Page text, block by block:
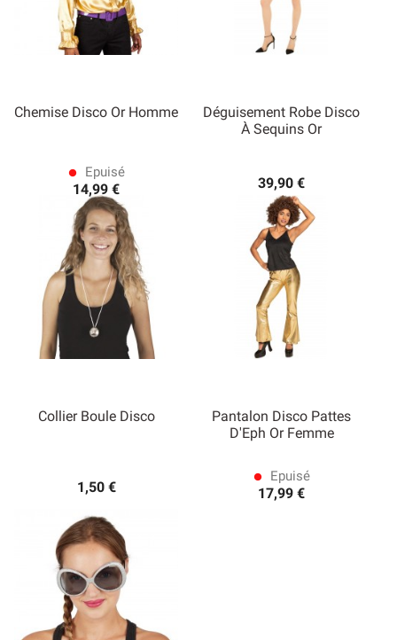
Chemise Disco Or Homme
lens Epuisé
14,99 €
Déguisement Robe Disco
À Sequins Or
39,90 €
Collier Boule Disco
1,50 €
Pantalon Disco Pattes
D'Eph Or Femme
lens Epuisé
17,99 €